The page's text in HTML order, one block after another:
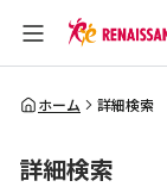
全体検索
ホーム 詳細検索
詳細検索